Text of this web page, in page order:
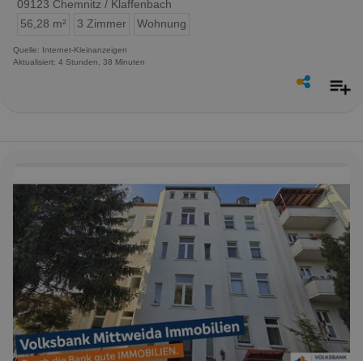
09123 Chemnitz / Klaffenbach
56,28 m²
3 Zimmer Wohnung
Quelle: Internet-Kleinanzeigen
Aktualisiert: 4 Stunden, 38 Minuten